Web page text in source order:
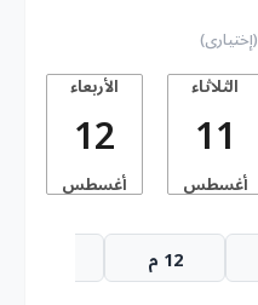
(إختيارى)
الثلاثاء
11
أغسطس
الأربعاء
12
أغسطس
12 م